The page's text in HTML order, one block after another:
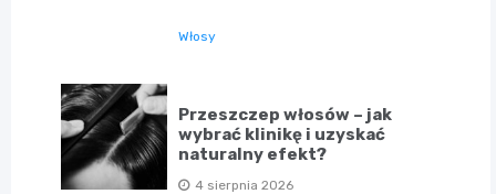
Włosy
Przeszczep włosów – jak
wybrać klinikę i uzyskać
naturalny efekt?
4 sierpnia 2026